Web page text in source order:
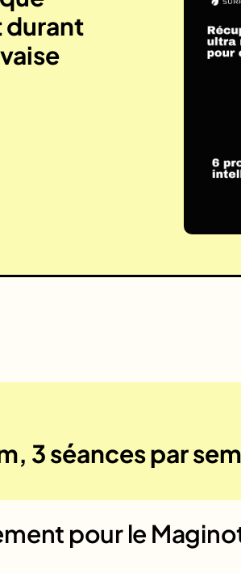
durant
3 séances par
pour le